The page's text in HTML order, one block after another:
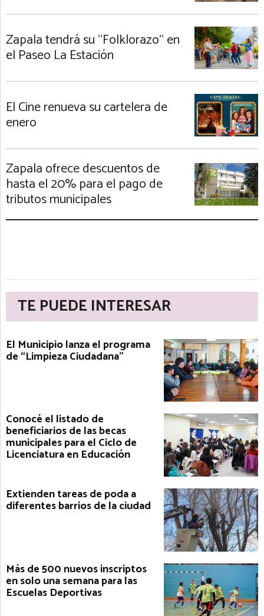
Zapala tendrá su “Folklorazo” en
el Paseo La Estación
El Cine renueva su cartelera de
enero
Zapala ofrece descuentos de
hasta el 20% para el pago de
tributos municipales
TE PUEDE INTERESAR
El Municipio lanza el programa
de “Limpieza Ciudadana”
Conocé el listado de
beneficiarios de las becas
municipales para el Ciclo de
Licenciatura en Educación
Extienden tareas de poda a
diferentes barrios de la ciudad
Más de 500 nuevos inscriptos
en solo una semana para las
Escuelas Deportivas